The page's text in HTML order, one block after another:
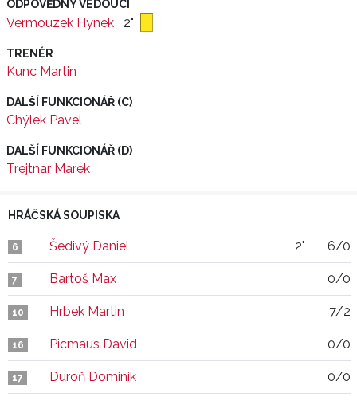
ODPOVĚDNÝ VEDOUCÍ
Vermouzek Hynek 2"
TRENÉR
Kunc Martin
DALŠÍ FUNKCIONÁŘ (C)
Chýlek Pavel
DALŠÍ FUNKCIONÁŘ (D)
Trejtnar Marek
HRÁČSKÁ SOUPISKA
6 Šedivý Daniel 2" 6/0
7 Bartoš Max 0/0
10 Hrbek Martin 7/2
16 Picmaus David 0/0
17 Duroň Dominik 0/0